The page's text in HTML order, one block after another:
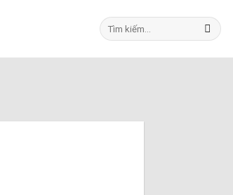
Tìm
kiếm: